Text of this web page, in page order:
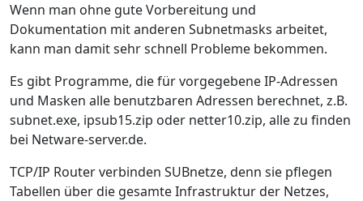
Wenn man ohne gute Vorbereitung und
Dokumentation mit anderen Subnetmasks arbeitet,
kann man damit sehr schnell Probleme bekommen.
Es gibt Programme, die für vorgegebene IP-Adressen
und Masken alle benutzbaren Adressen berechnet, z.B.
subnet.exe, ipsub15.zip oder netter10.zip, alle zu finden
bei Netware-server.de.
TCP/IP Router verbinden SUBnetze, denn sie pflegen
Tabellen über die gesamte Infrastruktur der Netzes,